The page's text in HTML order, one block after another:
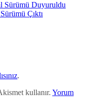
Sürümü Duyuruldu
Çıktı
.
kullanır. Yorum